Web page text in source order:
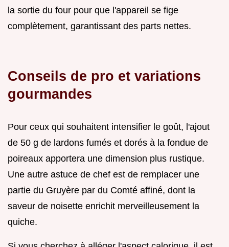
la sortie du four pour que l'appareil se fige
complètement, garantissant des parts nettes.
Conseils de pro et variations
gourmandes
Pour ceux qui souhaitent intensifier le goût, l'ajout
de 50 g de lardons fumés et dorés à la fondue de
poireaux apportera une dimension plus rustique.
Une autre astuce de chef est de remplacer une
partie du Gruyère par du Comté affiné, dont la
saveur de noisette enrichit merveilleusement la
quiche.